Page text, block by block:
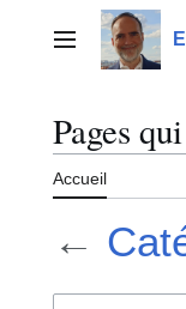
contenuMenu principal
Pages
Accueil
←